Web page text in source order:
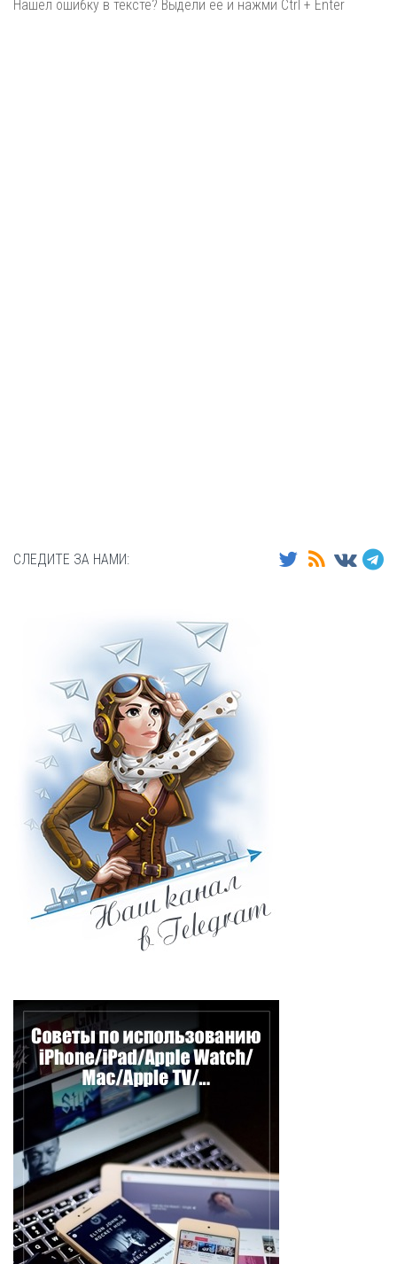
Нашёл ошибку в тексте? Выдели её и нажми Ctrl + Enter
СЛЕДИТЕ ЗА НАМИ: